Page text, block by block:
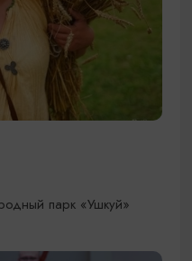
парк «Ушкуй»